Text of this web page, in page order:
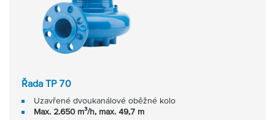
Řada TP 70
Uzavřené dvoukanálové oběžné kolo
Max. 2.650 m³/h, max. 49,7 m